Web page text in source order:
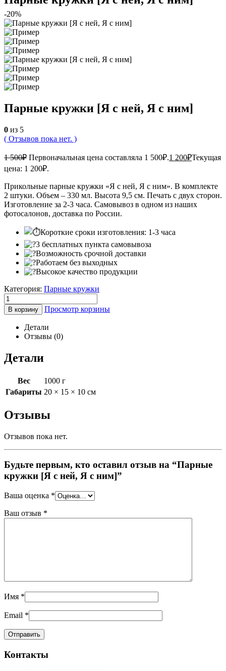
-20%
Парные кружки [Я с ней, Я с ним]
0 из 5
( Отзывов пока нет. )
1 500₽ Первоначальная цена составляла 1 500₽.1 200₽Текущая
цена: 1 200₽.
Прикольные парные кружки «Я с ней, Я с ним». В комплекте
2 штуки. Объем – 330 мл. Высота 9,5 см. Печать с двух сторон.
Изготовление за 2-3 часа. Самовывоз в одном из наших
фотосалонов, доставка по России.
Короткие сроки изготовления: 1-3 часа
3 бесплатных пункта самовывоза
Возможность срочной доставки
Работаем без выходных
Высокое качество продукции
Категория: Парные кружки
В корзину Просмотр корзины
Детали
Отзывы (0)
Детали
Вес
1000 г
Габариты 20 × 15 × 10 см
Отзывы
Отзывов пока нет.
Будьте первым, кто оставил отзыв на “Парные
кружки [Я с ней, Я с ним]”
Ваша оценка *
Ваш отзыв *
Имя *
Email *
Контакты